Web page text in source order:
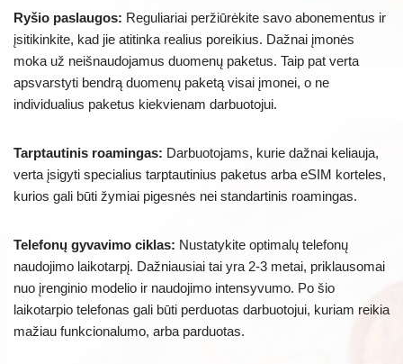
Ryšio paslaugos: Reguliariai peržiūrėkite savo abonementus ir
įsitikinkite, kad jie atitinka realius poreikius. Dažnai įmonės
moka už neišnaudojamus duomenų paketus. Taip pat verta
apsvarstyti bendrą duomenų paketą visai įmonei, o ne
individualius paketus kiekvienam darbuotojui.
Tarptautinis roamingas: Darbuotojams, kurie dažnai keliauja,
verta įsigyti specialius tarptautinius paketus arba eSIM korteles,
kurios gali būti žymiai pigesnės nei standartinis roamingas.
Telefonų gyvavimo ciklas: Nustatykite optimalų telefonų
naudojimo laikotarpį. Dažniausiai tai yra 2-3 metai, priklausomai
nuo įrenginio modelio ir naudojimo intensyvumo. Po šio
laikotarpio telefonas gali būti perduotas darbuotojui, kuriam reikia
mažiau funkcionalumo, arba parduotas.